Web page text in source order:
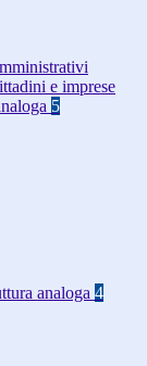
e imprese
5
analoga 4